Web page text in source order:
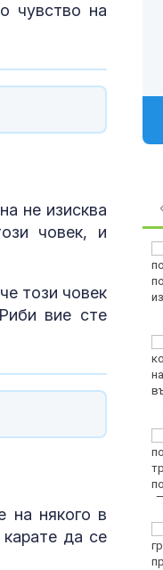
чувство на
не изисква
човек, и
този човек
вие сте
на някого в
да се
"Златните мостове"
в разгара
зимата
ниво на р.
след пръскане срещу